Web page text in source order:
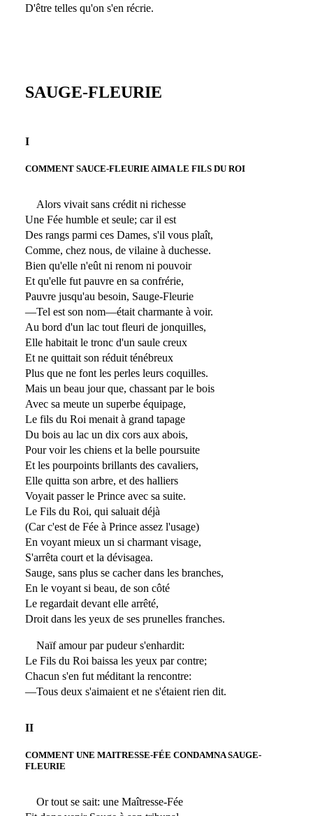
D'être telles qu'on s'en récrie.
SAUGE-FLEURIE
I
COMMENT SAUCE-FLEURIE AIMA LE FILS DU ROI
Alors vivait sans crédit ni richesse
Une Fée humble et seule; car il est
Des rangs parmi ces Dames, s'il vous plaît,
Comme, chez nous, de vilaine à duchesse.
Bien qu'elle n'eût ni renom ni pouvoir
Et qu'elle fut pauvre en sa confrérie,
Pauvre jusqu'au besoin, Sauge-Fleurie
—Tel est son nom—était charmante à voir.
Au bord d'un lac tout fleuri de jonquilles,
Elle habitait le tronc d'un saule creux
Et ne quittait son réduit ténébreux
Plus que ne font les perles leurs coquilles.
Mais un beau jour que, chassant par le bois
Avec sa meute un superbe équipage,
Le fils du Roi menait à grand tapage
Du bois au lac un dix cors aux abois,
Pour voir les chiens et la belle poursuite
Et les pourpoints brillants des cavaliers,
Elle quitta son arbre, et des halliers
Voyait passer le Prince avec sa suite.
Le Fils du Roi, qui saluait déjà
(Car c'est de Fée à Prince assez l'usage)
En voyant mieux un si charmant visage,
S'arrêta court et la dévisagea.
Sauge, sans plus se cacher dans les branches,
En le voyant si beau, de son côté
Le regardait devant elle arrêté,
Droit dans les yeux de ses prunelles franches.
Naïf amour par pudeur s'enhardit:
Le Fils du Roi baissa les yeux par contre;
Chacun s'en fut méditant la rencontre:
—Tous deux s'aimaient et ne s'étaient rien dit.
II
COMMENT UNE MAITRESSE-FÉE CONDAMNA SAUGE-
FLEURIE
Or tout se sait: une Maîtresse-Fée